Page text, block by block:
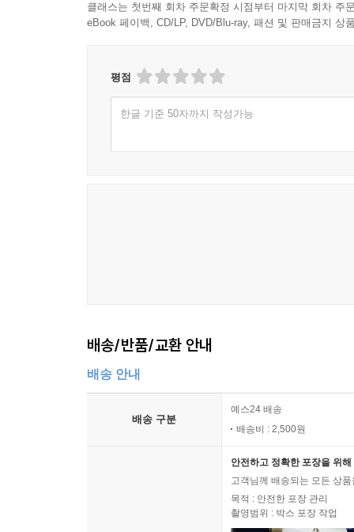
클래스는 첫번째 회차 주문확정 시점부터 마지막 회차 주
eBook 페이백, CD/LP, DVD/Blu-ray, 패션 및 판매금지 상
평점
한글 기준 50자까지 작성가능
배송/반품/교환 안내
배송 안내
배송 구분
예스24 배송
배송비 : 2,500원
안전하고 정확한 포장을 위
고객님께 배송되는 모든 상
목적 : 안전한 포장 관리
촬영범위 : 박스 포장 작업